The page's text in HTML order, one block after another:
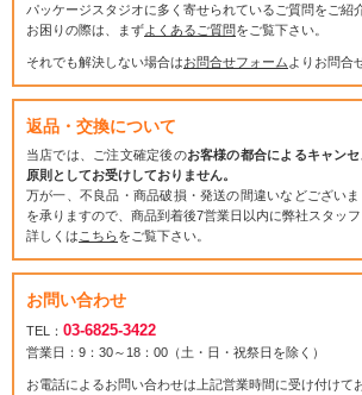
パッケージスタジオに多く寄せられているご質問をご紹
お困りの際は、まずよくあるご質問をご覧下さい。
それでも解決しない場合はお問合せフォーム よりお問合
返品・交換について
当店では、ご注文確定後のお客様の都合によるキャン
原則としてお受けしておりません。
万が一、不良品・商品破損・発送の間違いなどござい
を承りますので、商品到着後7営業日以内に弊社スタッフ
詳しくは こちらをご覧下さい。
お問い合わせ
TEL： 03-6825-3422
営業日：9：30～18：00（土・日・祝祭日を除く）
お電話によるお問い合わせは上記営業時間に受け付けて